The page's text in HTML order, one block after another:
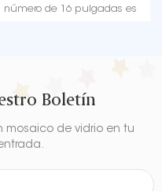
número de 16 pulgadas es
Boletín
mosaico de vidrio en tu